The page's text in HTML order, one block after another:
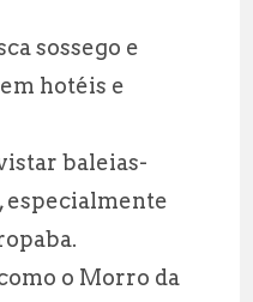
sossego e
hotéis e
baleias-
especialmente
o Morro da